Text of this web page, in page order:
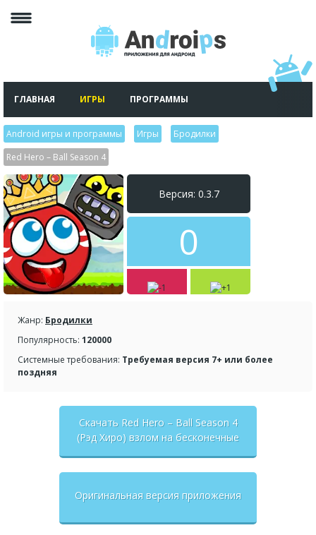
ГЛАВНАЯ ИГРЫ ПРОГРАММЫ
Android игры и программы Игры Бродилки
Red Hero – Ball Season 4
Версия: 0.3.7
0
Жанр: Бродилки
Популярность: 120000
Системные требования: Требуемая версия 7+ или более
поздняя
Скачать Red Hero – Ball Season 4
(Рэд Хиро) взлом на бесконечные
Оригинальная версия приложения